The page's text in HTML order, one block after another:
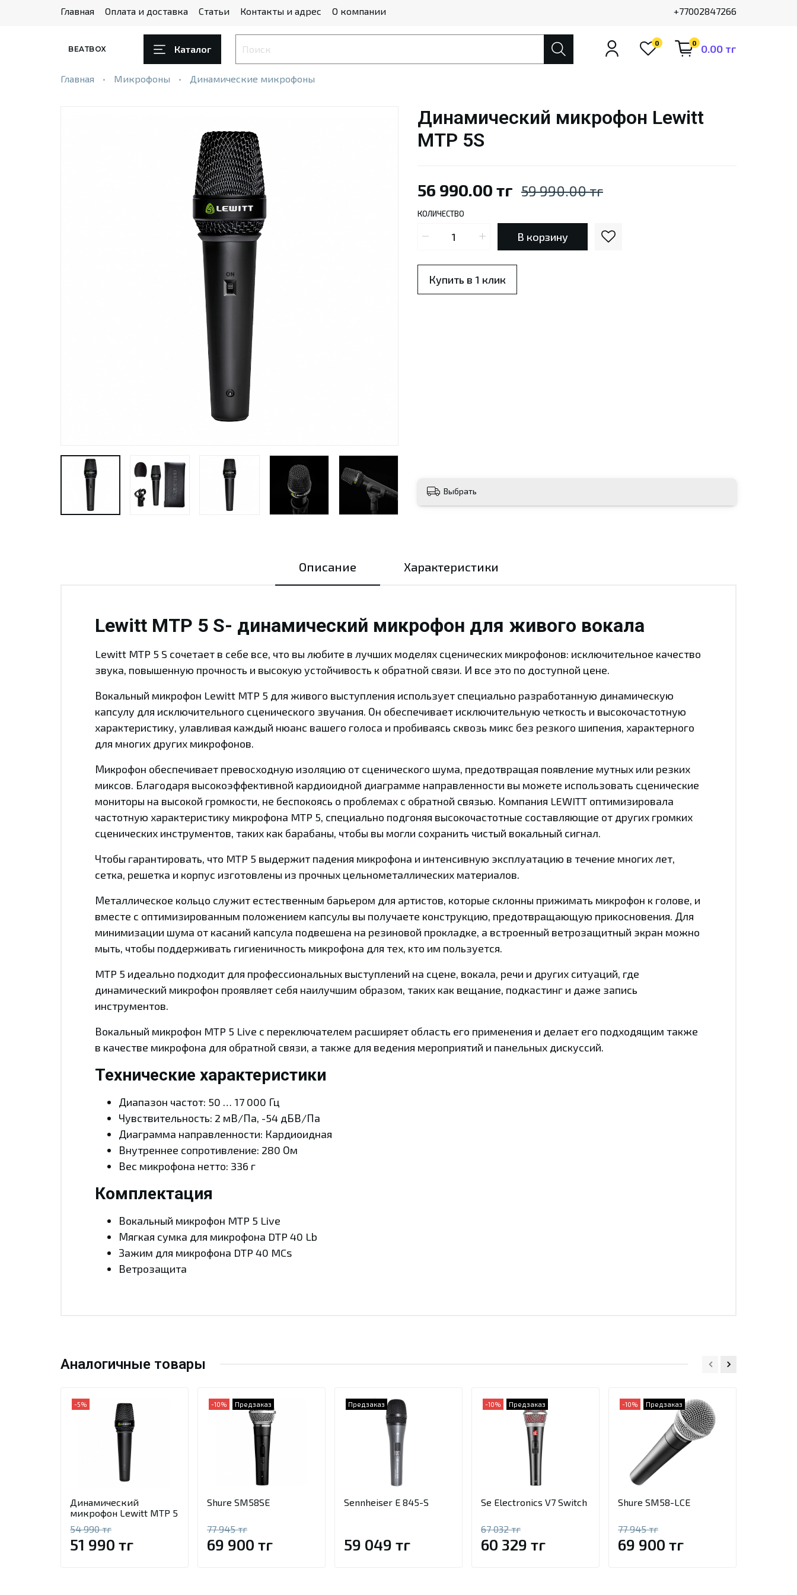
Главная Оплата и доставка Статьи Контакты и адрес О компании +77002847266
BEATBOX Каталог
0 0 0.00 тг
Главная Микрофоны Динамические микрофоны
Динамический микрофон Lewitt
MTP 5S
56 990.00 тг 59 990.00 тг
КОЛИЧЕСТВО
В корзину
Купить в 1 клик
Выбрать
Описание Характеристики
Lewitt MTP 5 S- динамический микрофон для живого вокала
Lewitt MTP 5 S сочетает в себе все, что вы любите в лучших моделях сценических микрофонов: исключительное качество
звука, повышенную прочность и высокую устойчивость к обратной связи. И все это по доступной цене.
Вокальный микрофон Lewitt MTP 5 для живого выступления использует специально разработанную динамическую
капсулу для исключительного сценического звучания. Он обеспечивает исключительную четкость и высокочастотную
характеристику, улавливая каждый нюанс вашего голоса и пробиваясь сквозь микс без резкого шипения, характерного
для многих других микрофонов.
Микрофон обеспечивает превосходную изоляцию от сценического шума, предотвращая появление мутных или резких
миксов. Благодаря высокоэффективной кардиоидной диаграмме направленности вы можете использовать сценические
мониторы на высокой громкости, не беспокоясь о проблемах с обратной связью. Компания LEWITT оптимизировала
частотную характеристику микрофона MTP 5, специально подгоняя высокочастотные составляющие от других громких
сценических инструментов, таких как барабаны, чтобы вы могли сохранить чистый вокальный сигнал.
Чтобы гарантировать, что MTP 5 выдержит падения микрофона и интенсивную эксплуатацию в течение многих лет,
сетка, решетка и корпус изготовлены из прочных цельнометаллических материалов.
Металлическое кольцо служит естественным барьером для артистов, которые склонны прижимать микрофон к голове, и
вместе с оптимизированным положением капсулы вы получаете конструкцию, предотвращающую прикосновения. Для
минимизации шума от касаний капсула подвешена на резиновой прокладке, а встроенный ветрозащитный экран можно
мыть, чтобы поддерживать гигиеничность микрофона для тех, кто им пользуется.
MTP 5 идеально подходит для профессиональных выступлений на сцене, вокала, речи и других ситуаций, где
динамический микрофон проявляет себя наилучшим образом, таких как вещание, подкастинг и даже запись
инструментов.
Вокальный микрофон MTP 5 Live с переключателем расширяет область его применения и делает его подходящим также
в качестве микрофона для обратной связи, а также для ведения мероприятий и панельных дискуссий.
Технические характеристики
Диапазон частот: 50 … 17 000 Гц
Чувствительность: 2 мВ/Па, -54 дБВ/Па
Диаграмма направленности: Кардиоидная
Внутреннее сопротивление: 280 Ом
Вес микрофона нетто: 336 г
Комплектация
Вокальный микрофон MTP 5 Live
Мягкая сумка для микрофона DTP 40 Lb
Зажим для микрофона DTP 40 MCs
Ветрозащита
Аналогичные товары
-5%
Динамический
микрофон Lewitt MTP 5
54 990 тг
51 990 тг
-10% Предзаказ
Shure SM58SE
77 945 тг
69 900 тг
Предзаказ
Sennheiser E 845-S
59 049 тг
-10% Предзаказ
Se Electronics V7 Switch
67 032 тг
60 329 тг
-10% Предзаказ
Shure SM58-LCE
77 945 тг
69 900 тг